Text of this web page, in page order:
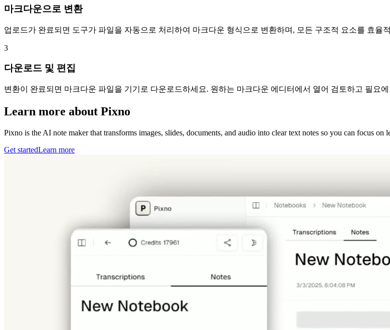
마크다운으로 변환
업로드가 완료되면 도구가 파일을 자동으로 처리하여 마크다운 형식으로 변환하며, 모든 구조적 요소를 효율
3
다운로드 및 편집
변환이 완료되면 마크다운 파일을 기기로 다운로드하세요. 원하는 마크다운 에디터에서 열어 검토하고 필요
Learn more about Pixno
Pixno is the AI note maker that transforms images, slides, documents, and audio into clear text notes so you can focus on
Get startedLearn more